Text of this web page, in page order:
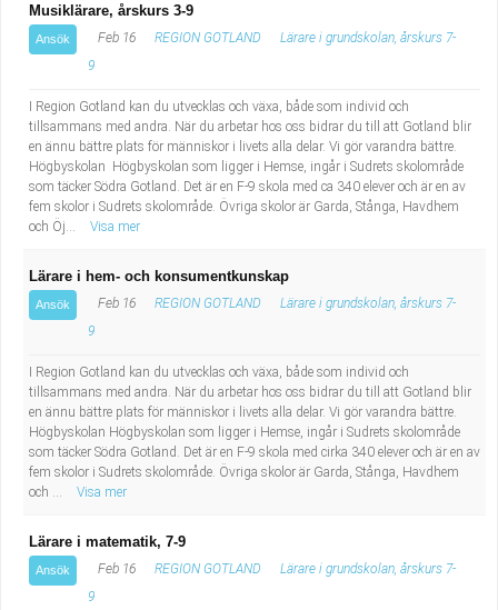
Musiklärare, årskurs 3-9
Ansök Feb 16 REGION GOTLAND
Lärare i grundskolan, årskurs 7-
9
I Region Gotland kan du utvecklas och växa, både som individ och
tillsammans med andra. När du arbetar hos oss bidrar du till att Gotland blir
en ännu bättre plats för människor i livets alla delar. Vi gör varandra bättre.
Högbyskolan Högbyskolan som ligger i Hemse, ingår i Sudrets skolområde
som täcker Södra Gotland. Det är en F-9 skola med ca 340 elever och är en av
fem skolor i Sudrets skolområde. Övriga skolor är Garda, Stånga, Havdhem
och Öj...
Visa mer
Lärare i hem- och konsumentkunskap
Ansök Feb 16 REGION GOTLAND
Lärare i grundskolan, årskurs 7-
9
I Region Gotland kan du utvecklas och växa, både som individ och
tillsammans med andra. När du arbetar hos oss bidrar du till att Gotland blir
en ännu bättre plats för människor i livets alla delar. Vi gör varandra bättre.
Högbyskolan Högbyskolan som ligger i Hemse, ingår i Sudrets skolområde
som täcker Södra Gotland. Det är en F-9 skola med cirka 340 elever och är en av
fem skolor i Sudrets skolområde. Övriga skolor är Garda, Stånga, Havdhem
och ...
Visa mer
Lärare i matematik, 7-9
Ansök Feb 16 REGION GOTLAND
Lärare i grundskolan, årskurs 7-
9